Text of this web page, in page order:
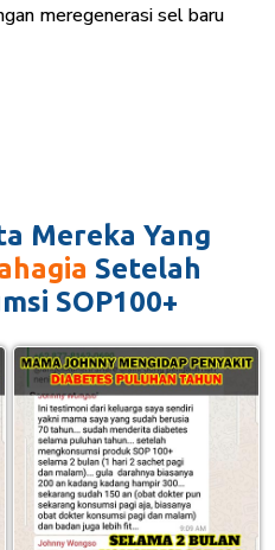
meregenerasi sel baru
Mereka Yang
Setelah
SOP100+